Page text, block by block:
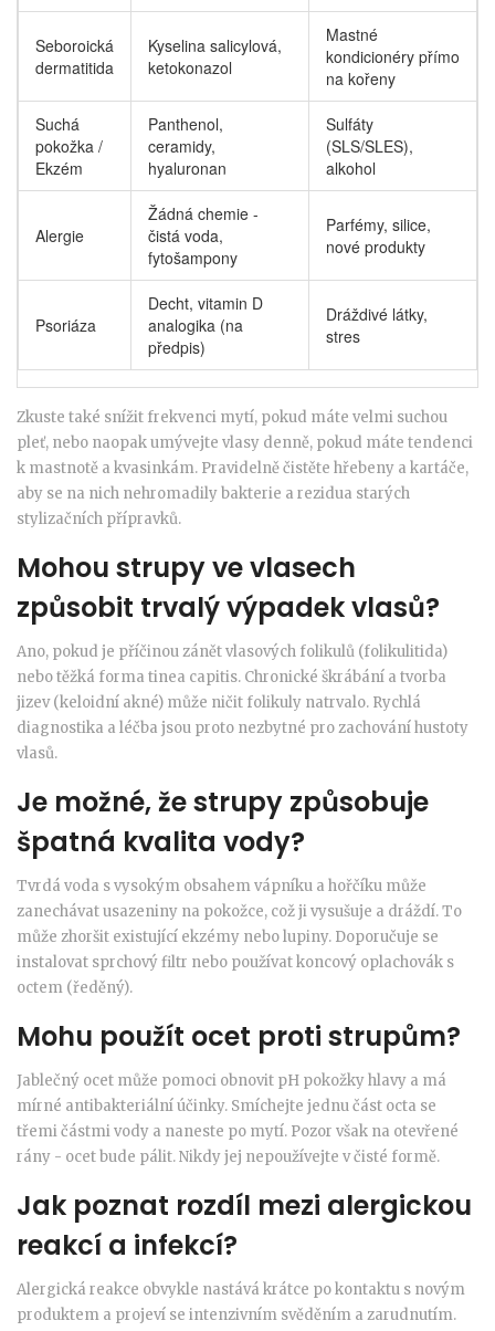
Seboroická
dermatitida
Kyselina salicylová,
ketokonazol
Mastné
kondicionéry přímo
na kořeny
Suchá
pokožka /
Ekzém
Panthenol,
ceramidy,
hyaluronan
Sulfáty
(SLS/SLES),
alkohol
Alergie
Žádná chemie -
čistá voda,
fytošampony
Parfémy, silice,
nové produkty
Psoriáza
Decht, vitamin D
analogika (na
předpis)
Dráždivé látky,
stres
Zkuste také snížit frekvenci mytí, pokud máte velmi suchou
pleť, nebo naopak umývejte vlasy denně, pokud máte tendenci
k mastnotě a kvasinkám. Pravidelně čistěte hřebeny a kartáče,
aby se na nich nehromadily bakterie a rezidua starých
stylizačních přípravků.
Mohou strupy ve vlasech
způsobit trvalý výpadek vlasů?
Ano, pokud je příčinou zánět vlasových folikulů (folikulitida)
nebo těžká forma tinea capitis. Chronické škrábání a tvorba
jizev (keloidní akné) může ničit folikuly natrvalo. Rychlá
diagnostika a léčba jsou proto nezbytné pro zachování hustoty
vlasů.
Je možné, že strupy způsobuje
špatná kvalita vody?
Tvrdá voda s vysokým obsahem vápníku a hořčíku může
zanechávat usazeniny na pokožce, což ji vysušuje a dráždí. To
může zhoršit existující ekzémy nebo lupiny. Doporučuje se
instalovat sprchový filtr nebo používat koncový oplachovák s
octem (ředěný).
Mohu použít ocet proti strupům?
Jablečný ocet může pomoci obnovit pH pokožky hlavy a má
mírné antibakteriální účinky. Smíchejte jednu část octa se
třemi částmi vody a naneste po mytí. Pozor však na otevřené
rány - ocet bude pálit. Nikdy jej nepoužívejte v čisté formě.
Jak poznat rozdíl mezi alergickou
reakcí a infekcí?
Alergická reakce obvykle nastává krátce po kontaktu s novým
produktem a projeví se intenzivním svěděním a zarudnutím.